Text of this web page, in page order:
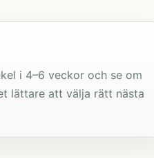
i 4–6 veckor och se om
lättare att välja rätt nästa